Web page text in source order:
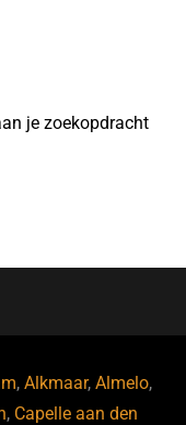
je zoekopdracht
,Alkmaar,Almelo,
, Capelle aan den